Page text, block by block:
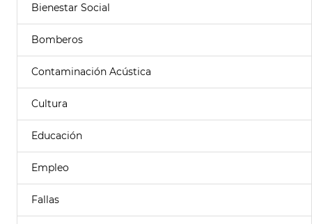
Bienestar Social
Bomberos
Contaminación Acústica
Cultura
Educación
Empleo
Fallas